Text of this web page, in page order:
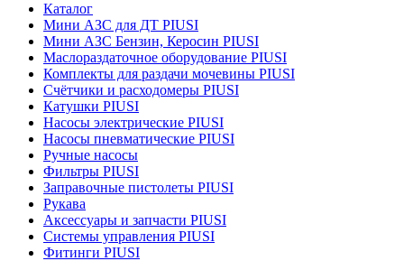
Каталог
Мини АЗС для ДТ PIUSI
Мини АЗС Бензин, Керосин PIUSI
Маслораздаточное оборудование PIUSI
Комплекты для раздачи мочевины PIUSI
Счётчики и расходомеры PIUSI
Катушки PIUSI
Насосы электрические PIUSI
Насосы пневматические PIUSI
Ручные насосы
Фильтры PIUSI
Заправочные пистолеты PIUSI
Рукава
Аксессуары и запчасти PIUSI
Системы управления PIUSI
Фитинги PIUSI